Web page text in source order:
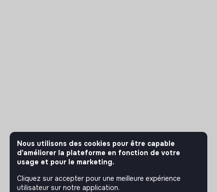
Nous utilisons des cookies pour être capable
d'améliorer la plateforme en fonction de votre
usage et pour le marketing.
Cliquez sur accepter pour une meilleure expérience
utilisateur sur notre application.